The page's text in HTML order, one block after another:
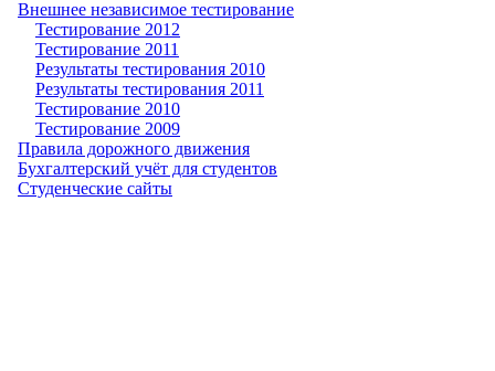
Внешнее независимое тестирование
Тестирование 2012
Тестирование 2011
Результаты тестирования 2010
Результаты тестирования 2011
Тестирование 2010
Тестирование 2009
Правила дорожного движения
Бухгалтерский учёт для студентов
Студенческие сайты